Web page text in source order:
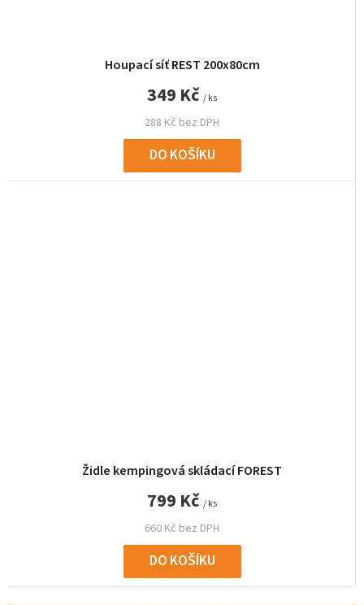
Houpací síť REST 200x80cm
288 Kč bez DPH
349 Kč / ks
DO KOŠÍKU
Židle kempingová skládací FOREST
660 Kč bez DPH
799 Kč / ks
DO KOŠÍKU